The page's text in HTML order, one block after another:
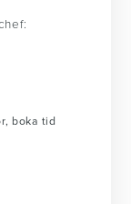
boka tid